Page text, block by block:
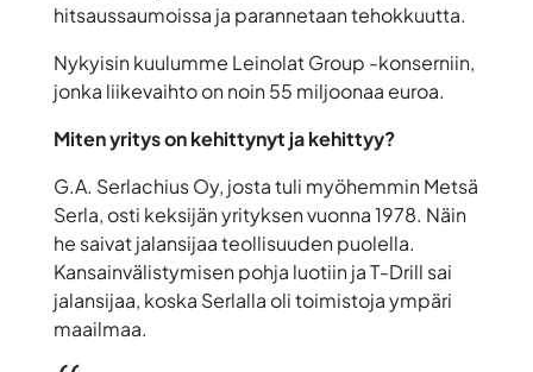
hitsaussaumoissa ja parannetaan tehokkuutta.
Nykyisin kuulumme Leinolat Group -konserniin,
jonka liikevaihto on noin 55 miljoonaa euroa.
Miten yritys on kehittynyt ja kehittyy?
G.A. Serlachius Oy, josta tuli myöhemmin Metsä
Serla, osti keksijän yrityksen vuonna 1978. Näin
he saivat jalansijaa teollisuuden puolella.
Kansainvälistymisen pohja luotiin ja T-Drill sai
jalansijaa, koska Serlalla oli toimistoja ympäri
maailmaa.